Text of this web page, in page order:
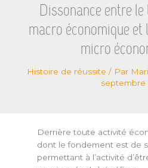
Dissonance entre
macro économique
micro
Histoire de réussite / Par
septembre
Derrière toute activité
dont le fondement est de
permettant à l’activité